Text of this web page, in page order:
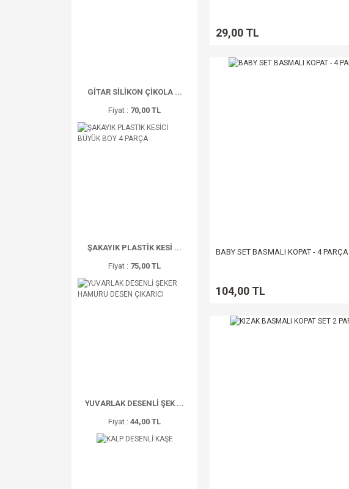
GİTAR SİLİKON ÇİKOLA ...
Fiyat : 70,00 TL
ŞAKAYIK PLASTİK KESİ ...
Fiyat : 75,00 TL
YUVARLAK DESENLİ ŞEK ...
Fiyat : 44,00 TL
29,00 TL
BABY SET BASMALI KOPAT - 4 PARÇA
104,00 TL